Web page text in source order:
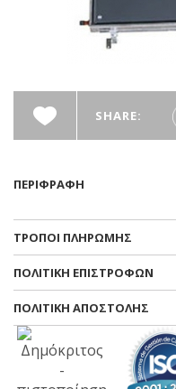
SHARE:
ΠΕΡΙΦΡΑΦΗ
ΤΡΟΠΟΙ ΠΛΗΡΩΜΗΣ
ΠΟΛΙΤΙΚΗ ΕΠΙΣΤΡΟΦΩΝ
ΠΟΛΙΤΙΚΗ ΑΠΟΣΤΟΛΗΣ